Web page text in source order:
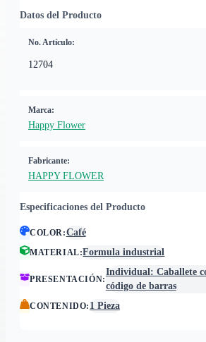
Datos del Producto
No. Artículo:
12704
Marca:
Happy Flower
Fabricante:
HAPPY FLOWER
Especificaciones del Producto
COLOR:Café
MATERIAL:Formula industrial
PRESENTACIÓN:
Individual: Caballete
código de barras
CONTENIDO: 1 Pieza